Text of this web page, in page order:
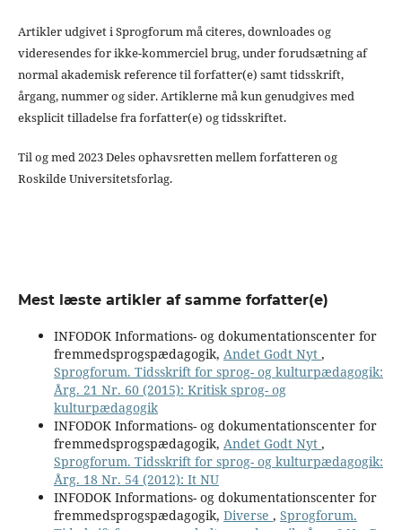
Artikler udgivet i Sprogforum må citeres, downloades og
videresendes for ikke-kommerciel brug, under forudsætning af
normal akademisk reference til forfatter(e) samt tidsskrift,
årgang, nummer og sider. Artiklerne må kun genudgives med
eksplicit tilladelse fra forfatter(e) og tidsskriftet.
Til og med 2023 Deles ophavsretten mellem forfatteren og
Roskilde Universitetsforlag.
Mest læste artikler af samme forfatter(e)
INFODOK Informations- og dokumentationscenter for
fremmedsprogspædagogik, Andet Godt Nyt ,
Sprogforum. Tidsskrift for sprog- og kulturpædagogik:
Årg. 21 Nr. 60 (2015): Kritisk sprog- og
kulturpædagogik
INFODOK Informations- og dokumentationscenter for
fremmedsprogspædagogik, Andet Godt Nyt ,
Sprogforum. Tidsskrift for sprog- og kulturpædagogik:
Årg. 18 Nr. 54 (2012): It NU
INFODOK Informations- og dokumentationscenter for
fremmedsprogspædagogik, Diverse , Sprogforum.